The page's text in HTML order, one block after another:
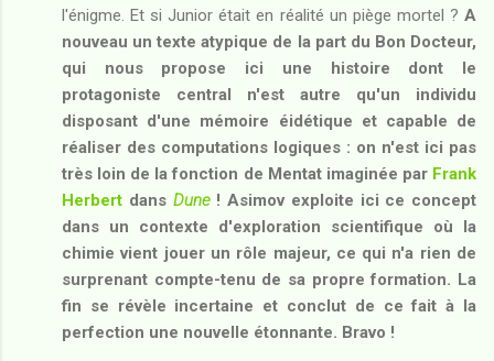
l'énigme. Et si Junior était en réalité un piège mortel ? A
nouveau un texte atypique de la part du Bon Docteur,
qui nous propose ici une histoire dont le
protagoniste central n'est autre qu'un individu
disposant d'une mémoire éidétique et capable de
réaliser des computations logiques : on n'est ici pas
très loin de la fonction de Mentat imaginée par Frank
Herbert dans Dune! Asimov exploite ici ce concept
dans un contexte d'exploration scientifique où la
chimie vient jouer un rôle majeur, ce qui n'a rien de
surprenant compte-tenu de sa propre formation. La
fin se révèle incertaine et conclut de ce fait à la
perfection une nouvelle étonnante. Bravo !